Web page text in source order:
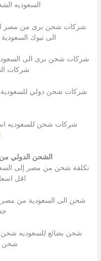
السعوديه
شركات شحن برى من مصر
الى تبوك
شركات شحن برى الى
شركات
شركات شحن دولي للسعودية
شركات شحن للسعوديه
الشحن الدولي
تكلفة شحن من مصر إلى
اقل
شحن الى السعودية من
شحن بضائع للسعوديه
شحن